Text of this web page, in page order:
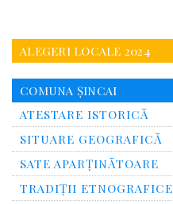
ALEGERI LOCALE 2024
COMUNA ȘINCAI
ATESTARE ISTORICĂ
SITUARE GEOGRAFICĂ
SATE APARȚINĂTOARE
TRADIȚII ETNOGRAFICE